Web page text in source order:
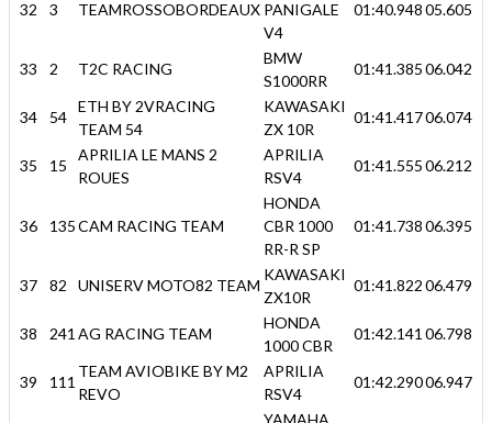
32 3 TEAMROSSOBORDEAUX PANIGALE
V4
01:40.94805.605
33 2 T2C RACING
BMW
S1000RR
01:41.38506.042
34 54
ETH BY 2VRACING
TEAM 54
KAWASAKI
ZX 10R
01:41.41706.074
35 15
APRILIA LE MANS 2
ROUES
APRILIA
RSV4
01:41.55506.212
36 135CAM RACING TEAM
HONDA
CBR 1000
RR-R SP
01:41.73806.395
37 82 UNISERV MOTO82 TEAM
KAWASAKI
ZX10R
01:41.82206.479
38 241 AG RACING TEAM
HONDA
1000 CBR
01:42.141 06.798
39 111
TEAM AVIOBIKE BY M2
REVO
APRILIA
RSV4
01:42.29006.947
YAMAHA